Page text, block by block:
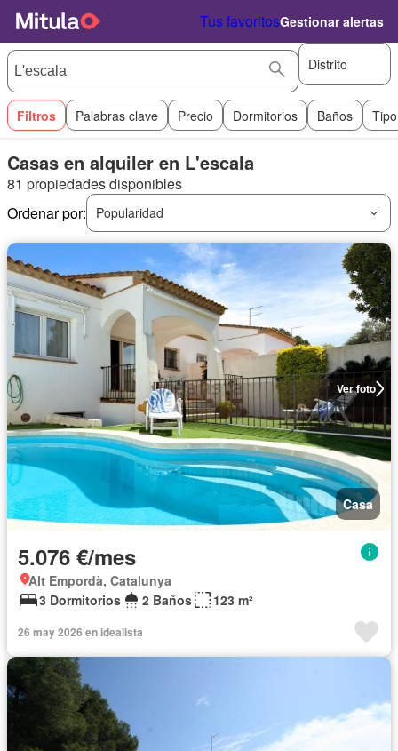
Tus favoritosGestionar alertas
Distrito
Filtros Palabras clave Precio Dormitorios Baños
Casas en alquiler en L'escala
81 propiedades disponibles
Ordenar por:
Popularidad
Ver foto
Casa
5.076 €/mes
Alt Empordà, Catalunya
3 Dormitorios
2 Baños 123 m²
26 may 2026 en idealista